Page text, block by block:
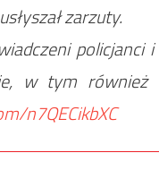
zarzuty.
policjanci
w tym
n7QECikbXC